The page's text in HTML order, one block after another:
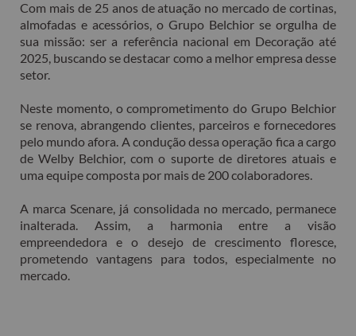
Com mais de 25 anos de atuação no mercado de cortinas,
almofadas e acessórios, o Grupo Belchior se orgulha de
sua missão: ser a referência nacional em Decoração até
2025, buscando se destacar como a melhor empresa desse
setor.
Neste momento, o comprometimento do Grupo Belchior
se renova, abrangendo clientes, parceiros e fornecedores
pelo mundo afora. A condução dessa operação fica a cargo
de Welby Belchior, com o suporte de diretores atuais e
uma equipe composta por mais de 200 colaboradores.
A marca Scenare, já consolidada no mercado, permanece
inalterada. Assim, a harmonia entre a visão
empreendedora e o desejo de crescimento floresce,
prometendo vantagens para todos, especialmente no
mercado.